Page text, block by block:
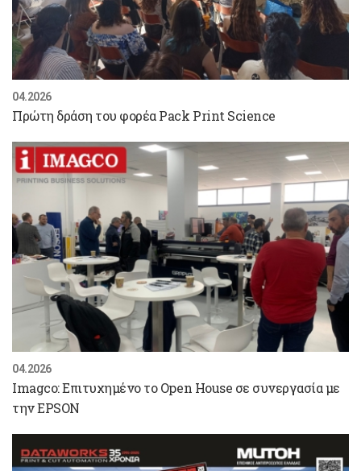
04.2026
Πρώτη δράση του φορέα Pack Print Science
04.2026
Imagco: Επιτυχημένο το Open House σε συνεργασία με
την EPSON